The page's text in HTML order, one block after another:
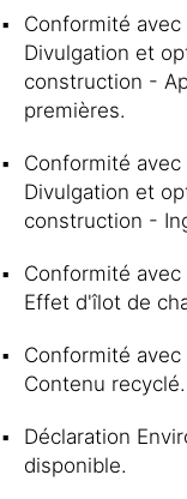
Conformité avec
Divulgation et
construction -
premières.
Conformité avec
Divulgation et
construction -
Conformité avec
Effet d'îlot de
Conformité avec
Contenu recyclé.
Déclaration
disponible.